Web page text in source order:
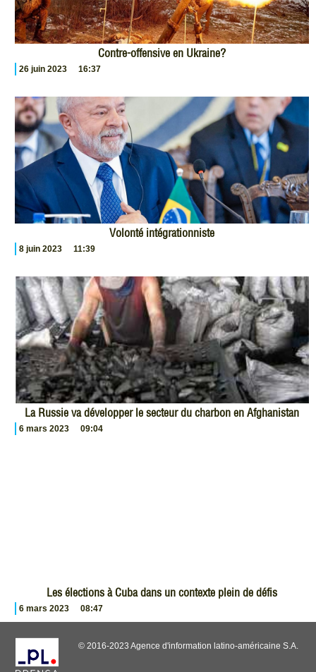
Contre-offensive en Ukraine?
26 juin 2023 16:37
Volonté intégrationniste
8 juin 2023 11:39
La Russie va développer le secteur du charbon en Afghanistan
6 mars 2023 09:04
Les élections à Cuba dans un contexte plein de défis
6 mars 2023 08:47
© 2016-2023 Agence d'information latino-américaine S.A.